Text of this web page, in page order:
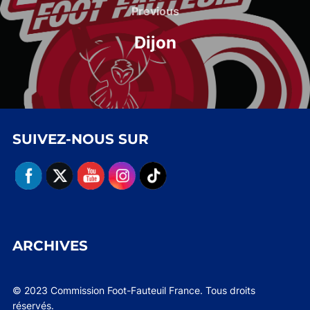
de
l’article
Previous
Previous
Dijon
SUIVEZ-NOUS SUR
ARCHIVES
© 2023 Commission Foot-Fauteuil France. Tous droits
réservés.